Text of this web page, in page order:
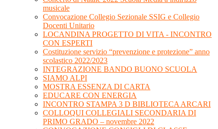
musicale
Convocazione Collegio Sezionale SSIG e Collegio
Docenti Unitario
LOCANDINA PROGETTO DI VITA - INCONTRO
CON ESPERTI
Costituzione servizio “prevenzione e protezione” anno
scolastico 2022/2023
INTEGRAZIONE BANDO BUONO SCUOLA
SIAMO ALPI
MOSTRA ESSENZA DI CARTA
EDUCARE CON ENERGIA
INCONTRO STAMPA 3 D BIBLIOTECA ARCARI
COLLOQUI COLLEGIALI SECONDARIA DI
PRIMO GRADO – novembre 2022